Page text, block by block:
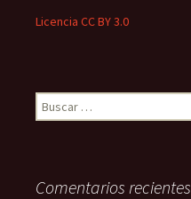
Licencia CC BY 3.0
Buscar:
Comentarios recientes